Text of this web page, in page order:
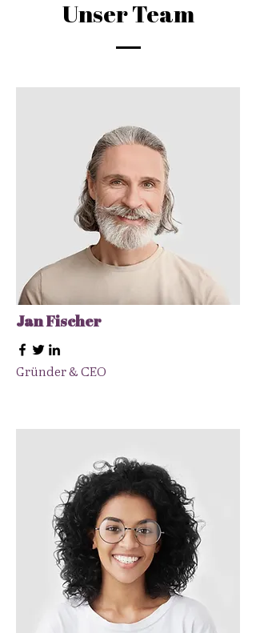
Unser Team
Jan Fischer
Gründer & CEO